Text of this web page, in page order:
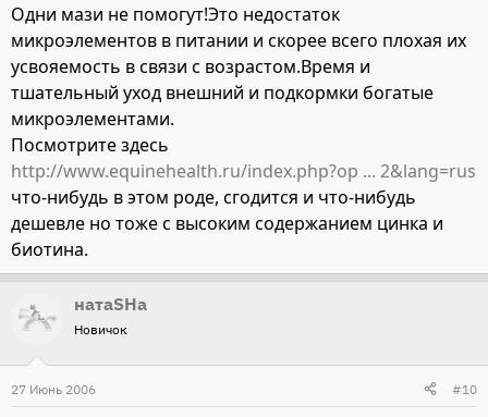
Одни мази не помогут!Это недостаток
микроэлементов в питании и скорее всего плохая их
усвояемость в связи с возрастом.Время и
тшательный уход внешний и подкормки богатые
микроэлементами.
Посмотрите здесь
http://www.equinehealth.ru/index.php?op ... 2&lang=rus
что-нибудь в этом роде, сгодится и что-нибудь
дешевле но тоже с высоким содержанием цинка и
биотина.
натаSHа
Новичок
27 Июнь 2006 #10